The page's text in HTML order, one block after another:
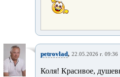
petrovlad, 22.05.2026 г. 09:36
Коля! Красивое,